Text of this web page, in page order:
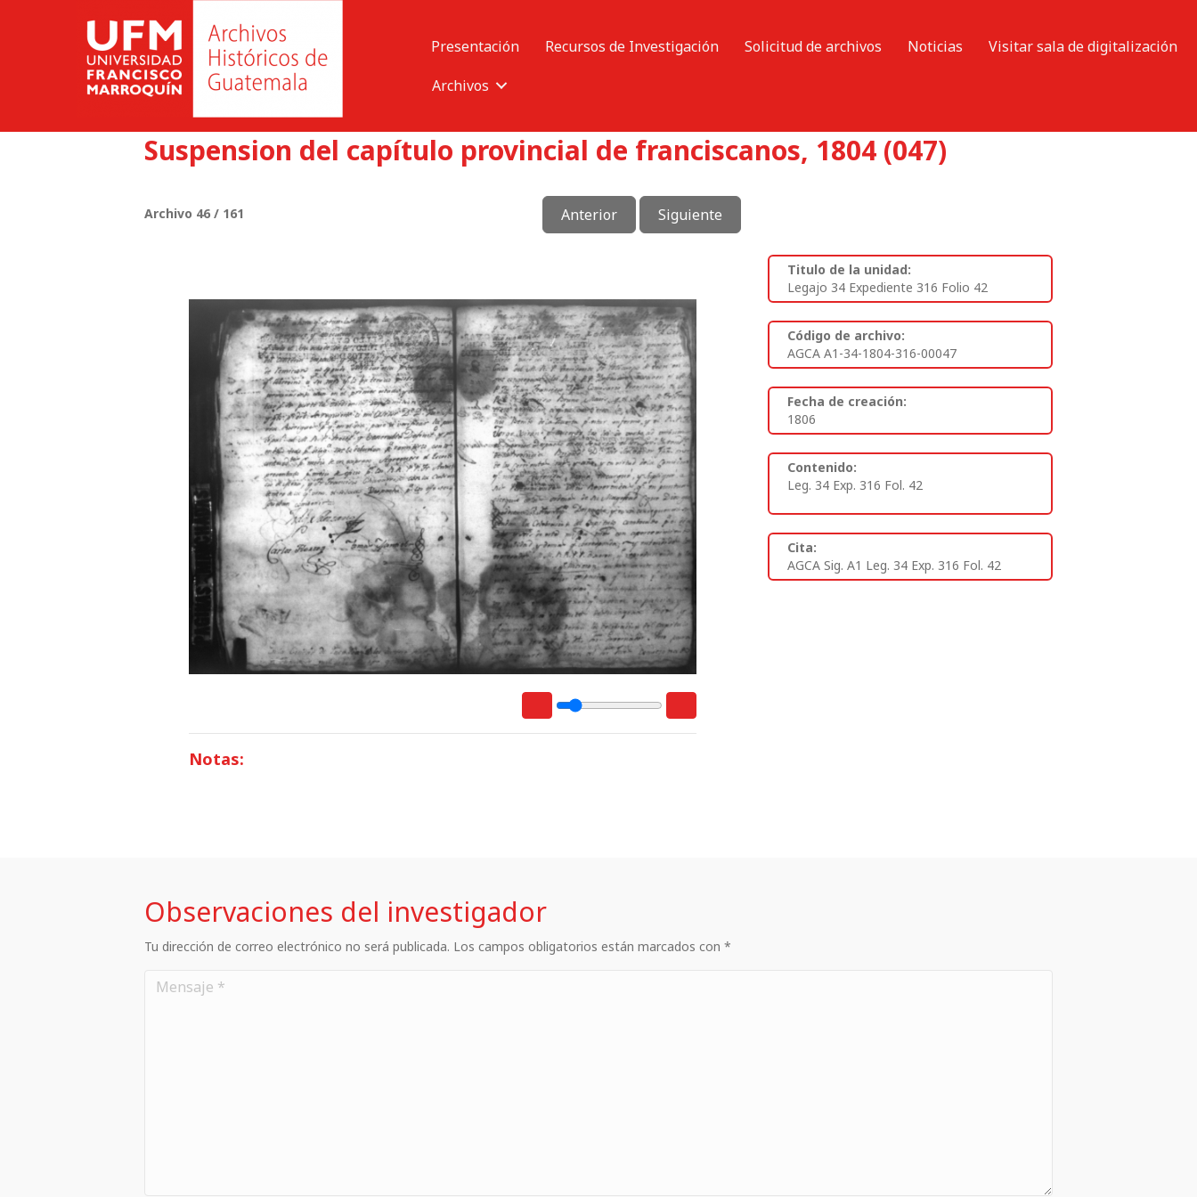
Presentación Recursos de Investigación Solicitud de archivos Noticias
Visitar sala de digitalización
Archivos
Suspension del capítulo provincial de franciscanos, 1804 (047)
Archivo 46 / 161 Anterior Siguiente
Notas:
Titulo de la unidad:
Legajo 34 Expediente 316 Folio 42
Código de archivo:
AGCA A1-34-1804-316-00047
Fecha de creación:
1806
Contenido:
Leg. 34 Exp. 316 Fol. 42
Cita:
AGCA Sig. A1 Leg. 34 Exp. 316 Fol. 42
Observaciones del investigador
Tu dirección de correo electrónico no será publicada. Los campos obligatorios están marcados con *